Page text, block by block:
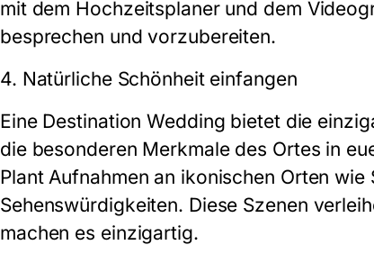
mit dem Hochzeitsplaner und dem
besprechen und vorzubereiten.
4. Natürliche Schönheit einfangen
Eine Destination Wedding bietet die
die besonderen Merkmale des Ortes in
Plant Aufnahmen an ikonischen Orten
Sehenswürdigkeiten. Diese Szenen
machen es einzigartig.